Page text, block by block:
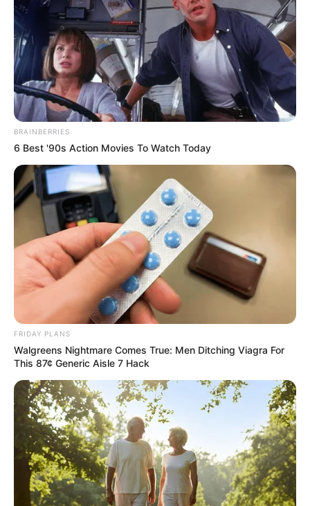
αιώνων… H κυβέρνηση Trump προετοιμάζεται να...
ΑΠΟΨΕΙΣ ΣΗΜΑΝΤΙΚΕΣ ΕΙΔΗΣΕΙΣ
ΤΑ ΜΑΖΕΥΕΙ ΚΑΙ ΦΕΥΓΕΙ ΑΠΟ ΤΗΝ
ΕΥΡΩΠΗ Ο ΣΟΡΟΣ
ΤΑ ΜΑΖΕΥΕΙ ΚΑΙ ΦΕΥΓΕΙ ΑΠΟ ΤΗΝ ΕΥΡΩΠΗ Ο ΣΟΡΟΣ.. Ο
φιλελεύθερος χρηματοδότης θα στρέψει την προσοχή του
σε «άλλα μέρη του κόσμου», σύμφωνα με ένα...
BRAINBERRIES
6 Best '90s Action Movies To Watch Today
FRIDAY PLANS
Walgreens Nightmare Comes True: Men Ditching Viagra For
This 87¢ Generic Aisle 7 Hack